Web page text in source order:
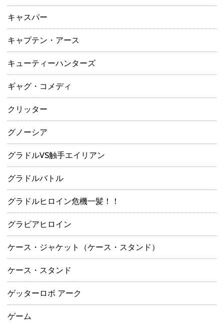
キャスパー
キャプテン・アース
キューティーハンターズ
ギャグ・コメディ
クリッター
グノーシア
グラドルVS触手エイリアン
グラドルバトル
グラドルヒロイン危機一髪！！
グラビアヒロイン
ケース・ジャケット（ケース・スタンド）
ケース・スタンド
ゲッターロボ アーク
ゲーム